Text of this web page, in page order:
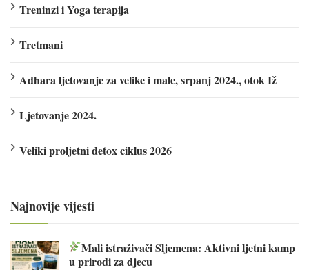
Treninzi i Yoga terapija
Tretmani
Adhara ljetovanje za velike i male, srpanj 2024., otok Iž
Ljetovanje 2024.
Veliki proljetni detox ciklus 2026
Najnovije vijesti
Mali istraživači Sljemena: Aktivni ljetni kamp
u prirodi za djecu